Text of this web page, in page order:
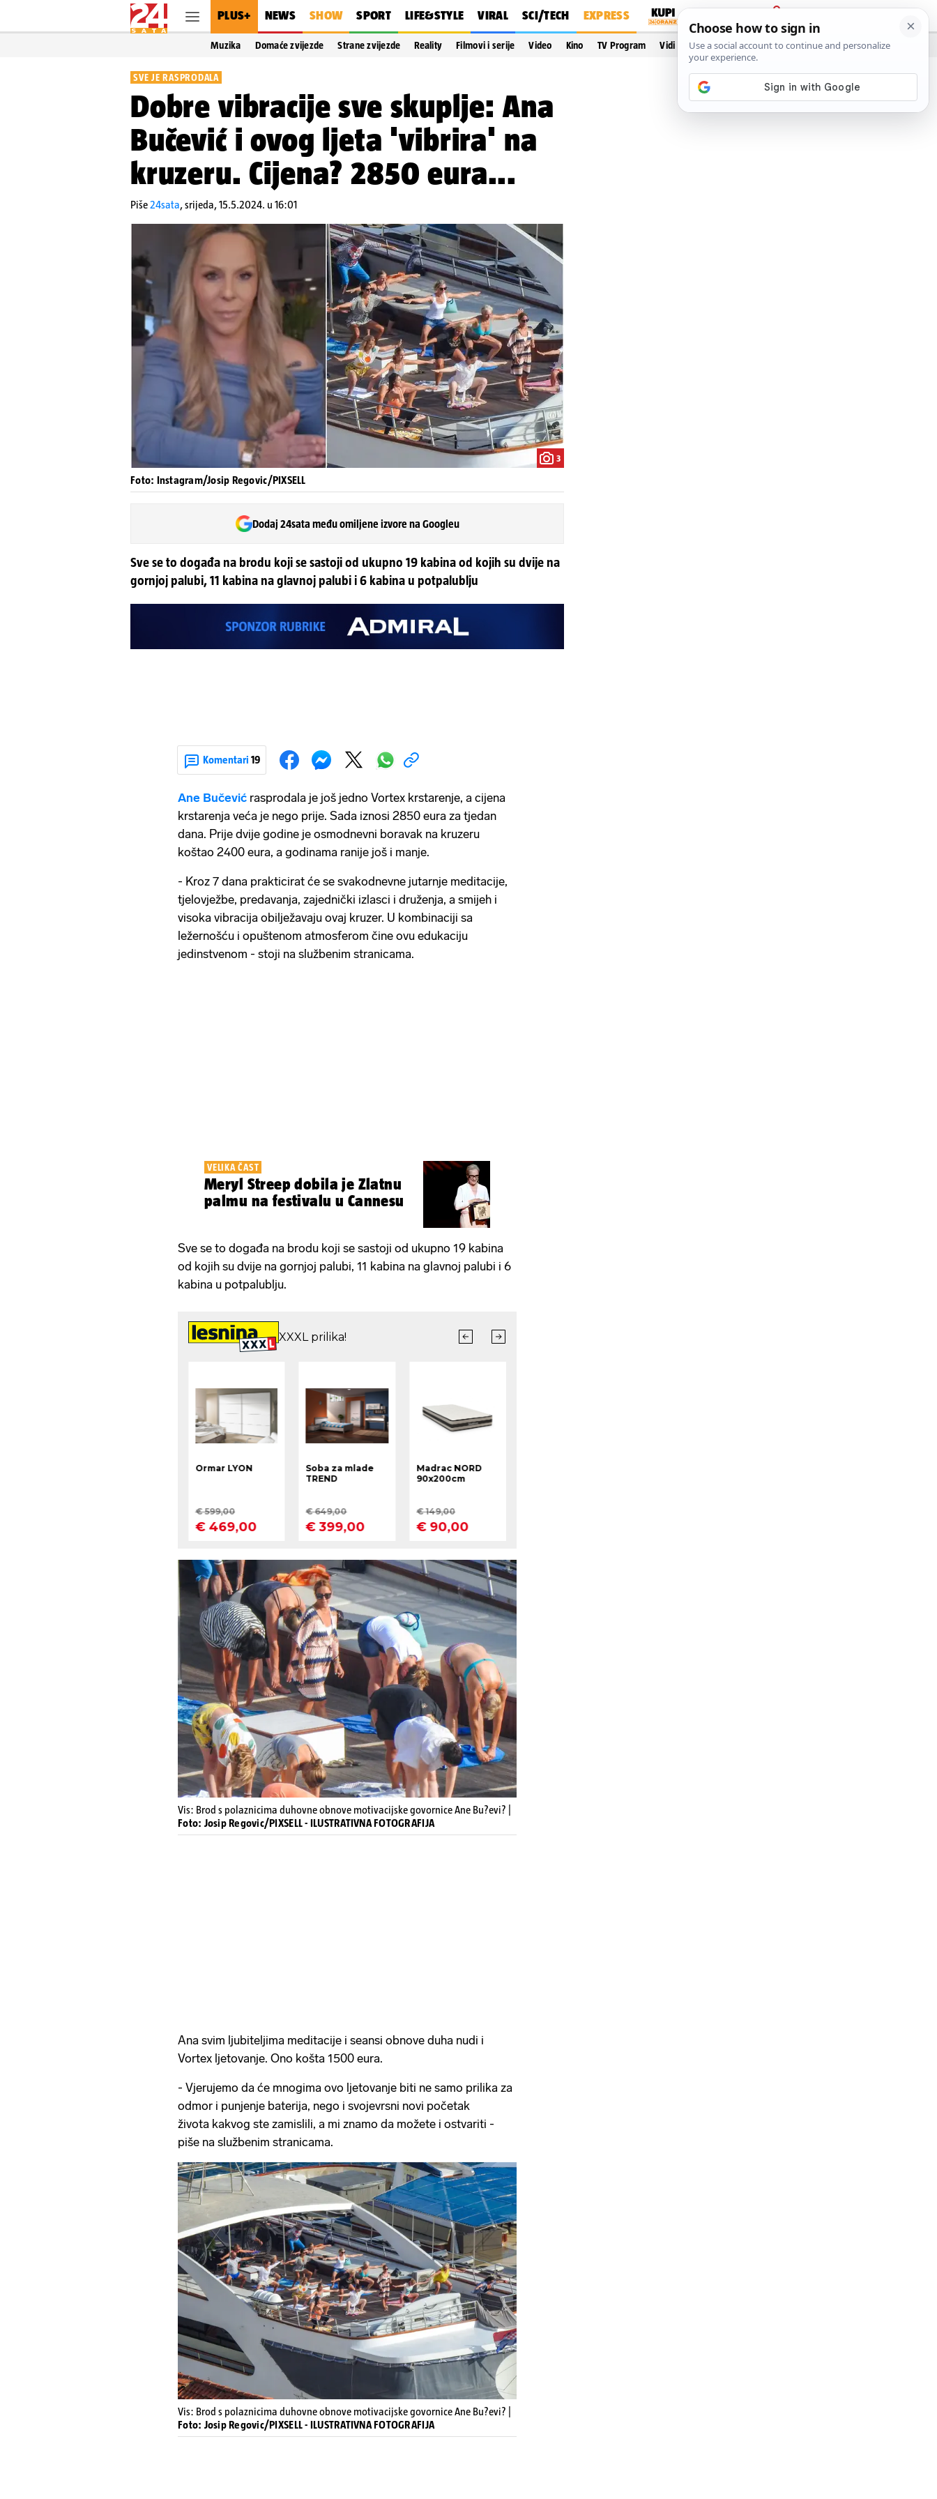
PLUS+ NEWS SHOW SPORT LIFE&STYLE VIRAL SCI/TECH EXPRESS
PRIJAVA
Muzika Domaće zvijezde Strane zvijezde Reality Filmovi i serije Video Kino TV Program Vidi još…
SVE JE RASPRODALA
Dobre vibracije sve skuplje: Ana
Bučević i ovog ljeta 'vibrira' na
kruzeru. Cijena? 2850 eura...
Piše24sata,srijeda, 15.5.2024. u 16:01
3
Foto: Instagram/Josip Regovic/PIXSELL
Dodaj 24sata među omiljene izvore na Googleu
Sve se to događa na brodu koji se sastoji od ukupno 19 kabina od kojih su dvije na
gornjoj palubi, 11 kabina na glavnoj palubi i 6 kabina u potpalublju
Komentari 19
Ane Bučević rasprodala je još jedno Vortex krstarenje, a cijena
krstarenja veća je nego prije. Sada iznosi 2850 eura za tjedan
dana. Prije dvije godine je osmodnevni boravak na kruzeru
koštao 2400 eura, a godinama ranije još i manje.
- Kroz 7 dana prakticirat će se svakodnevne jutarnje meditacije,
tjelovježbe, predavanja, zajednički izlasci i druženja, a smijeh i
visoka vibracija obilježavaju ovaj kruzer. U kombinaciji sa
ležernošću i opuštenom atmosferom čine ovu edukaciju
jedinstvenom - stoji na službenim stranicama.
VELIKA ČAST
Meryl Streep dobila je Zlatnu
palmu na festivalu u Cannesu
Sve se to događa na brodu koji se sastoji od ukupno 19 kabina
od kojih su dvije na gornjoj palubi, 11 kabina na glavnoj palubi i 6
kabina u potpalublju.
Vis: Brod s polaznicima duhovne obnove motivacijske govornice Ane Bu?evi? |
Foto: Josip Regovic/PIXSELL - ILUSTRATIVNA FOTOGRAFIJA
Ana svim ljubiteljima meditacije i seansi obnove duha nudi i
Vortex ljetovanje. Ono košta 1500 eura.
- Vjerujemo da će mnogima ovo ljetovanje biti ne samo prilika za
odmor i punjenje baterija, nego i svojevrsni novi početak
života kakvog ste zamislili, a mi znamo da možete i ostvariti -
piše na službenim stranicama.
Vis: Brod s polaznicima duhovne obnove motivacijske govornice Ane Bu?evi? |
Foto: Josip Regovic/PIXSELL - ILUSTRATIVNA FOTOGRAFIJA